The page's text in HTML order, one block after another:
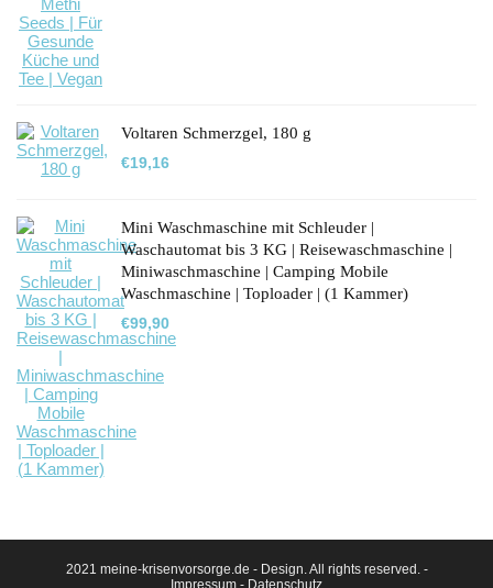
Voltaren Schmerzgel, 180 g
€19,16
Mini Waschmaschine mit Schleuder |
Waschautomat bis 3 KG | Reisewaschmaschine |
Miniwaschmaschine | Camping Mobile
Waschmaschine | Toploader | (1 Kammer)
€99,90
2021 meine-krisenvorsorge.de - Design. All rights reserved. -